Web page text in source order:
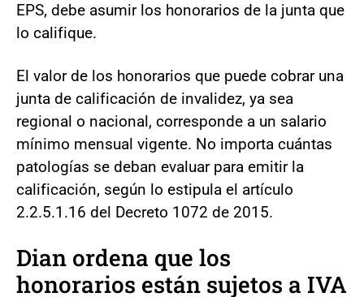
EPS, debe asumir los honorarios de la junta que
lo califique.
El valor de los honorarios que puede cobrar una
junta de calificación de invalidez, ya sea
regional o nacional, corresponde a un salario
mínimo mensual vigente. No importa cuántas
patologías se deban evaluar para emitir la
calificación, según lo estipula el artículo
2.2.5.1.16 del Decreto 1072 de 2015.
Dian ordena que los
honorarios están sujetos a IVA